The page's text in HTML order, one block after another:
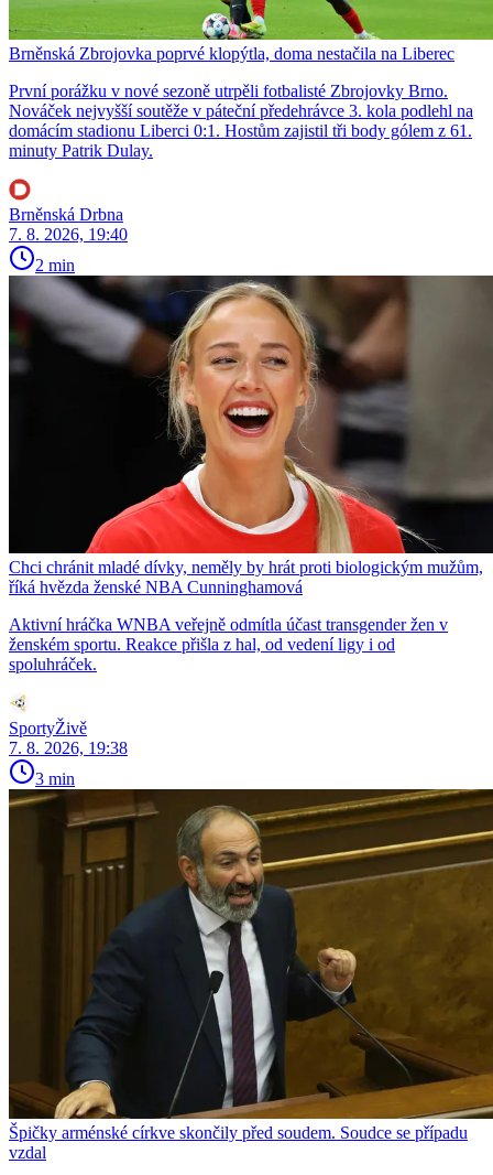
Brněnská Zbrojovka poprvé klopýtla, doma nestačila na Liberec
První porážku v nové sezoně utrpěli fotbalisté Zbrojovky Brno.
Nováček nejvyšší soutěže v páteční předehrávce 3. kola podlehl na
domácím stadionu Liberci 0:1. Hostům zajistil tři body gólem z 61.
minuty Patrik Dulay.
Brněnská Drbna
7. 8. 2026, 19:40
2 min
Chci chránit mladé dívky, neměly by hrát proti biologickým mužům,
říká hvězda ženské NBA Cunninghamová
Aktivní hráčka WNBA veřejně odmítla účast transgender žen v
ženském sportu. Reakce přišla z hal, od vedení ligy i od
spoluhráček.
SportyŽivě
7. 8. 2026, 19:38
3 min
Špičky arménské církve skončily před soudem. Soudce se případu
vzdal